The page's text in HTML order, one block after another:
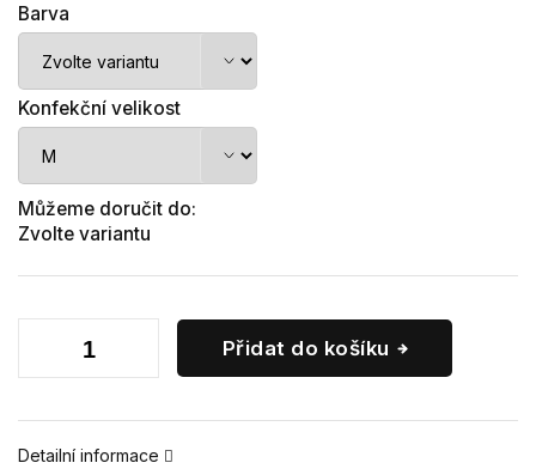
Barva
Konfekční velikost
Můžeme doručit do:
Zvolte variantu
Přidat do košíku
Detailní informace